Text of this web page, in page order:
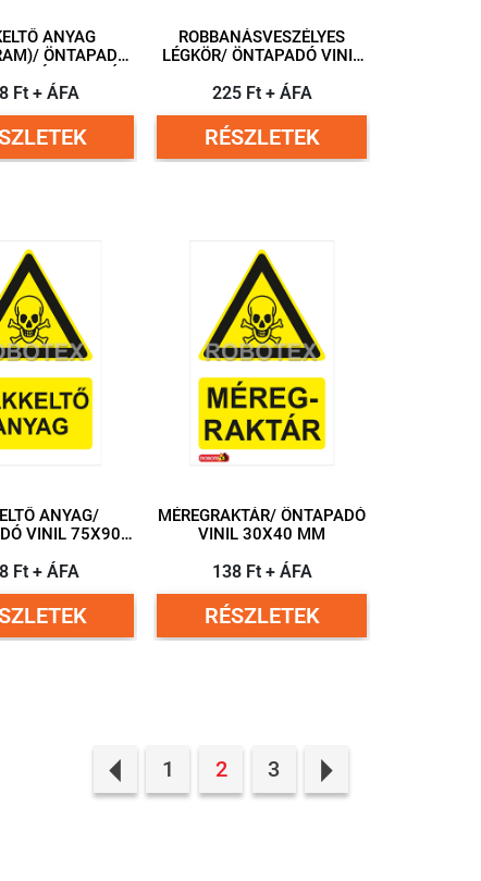
ANYAG
Ft + ÁFA
ROBBANÁSVESZÉLYES
LÉGKÖR/ ÖNTAPADÓ VINIL
225 Ft + ÁFA
RÉSZLETEK
ANYAG/
VINIL 75X90
Ft + ÁFA
MÉREGRAKTÁR/ ÖNTAPADÓ
VINIL 30X40 MM
138 Ft + ÁFA
RÉSZLETEK
Previous
1 2 3 Next